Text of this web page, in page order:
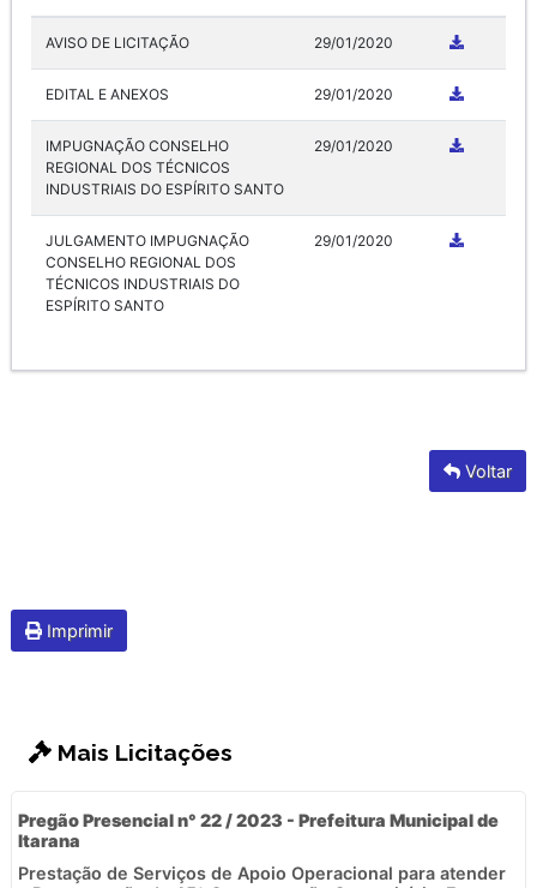
AVISO DE LICITAÇÃO 29/01/2020
EDITAL E ANEXOS 29/01/2020
IMPUGNAÇÃO CONSELHO
REGIONAL DOS TÉCNICOS
INDUSTRIAIS DO ESPÍRITO SANTO
29/01/2020
JULGAMENTO IMPUGNAÇÃO
CONSELHO REGIONAL DOS
TÉCNICOS INDUSTRIAIS DO
ESPÍRITO SANTO
29/01/2020
Voltar
Imprimir
Mais Licitações
Pregão Presencial n° 22 / 2023 - Prefeitura Municipal de
Itarana
Prestação de Serviços de Apoio Operacional para atender